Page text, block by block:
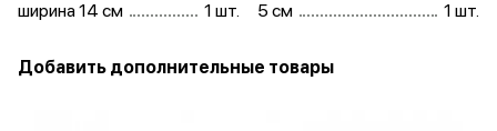
ширина 14 см
1 шт.
5 см
1 шт.
Добавить дополнительные товары